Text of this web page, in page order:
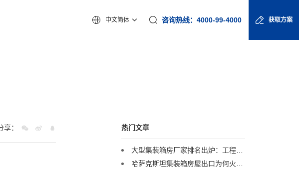
中文简体 咨询热线：4000-99-4000 获取方案
享： 热门文章
哈萨克斯坦集装箱房屋出口为何火爆？揭秘中亚市场需求持续攀升的真相